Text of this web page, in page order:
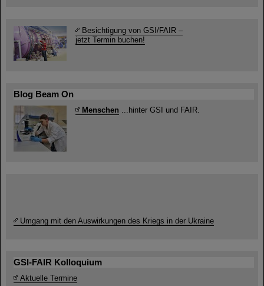
Besichtigung von GSI/FAIR –
jetzt Termin buchen!
Blog Beam On
Menschen ...hinter GSI und FAIR.
Umgang mit den Auswirkungen des Kriegs in der Ukraine
GSI-FAIR Kolloquium
Aktuelle Termine